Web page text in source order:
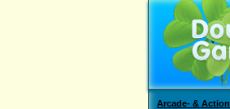
Arcade- & Action